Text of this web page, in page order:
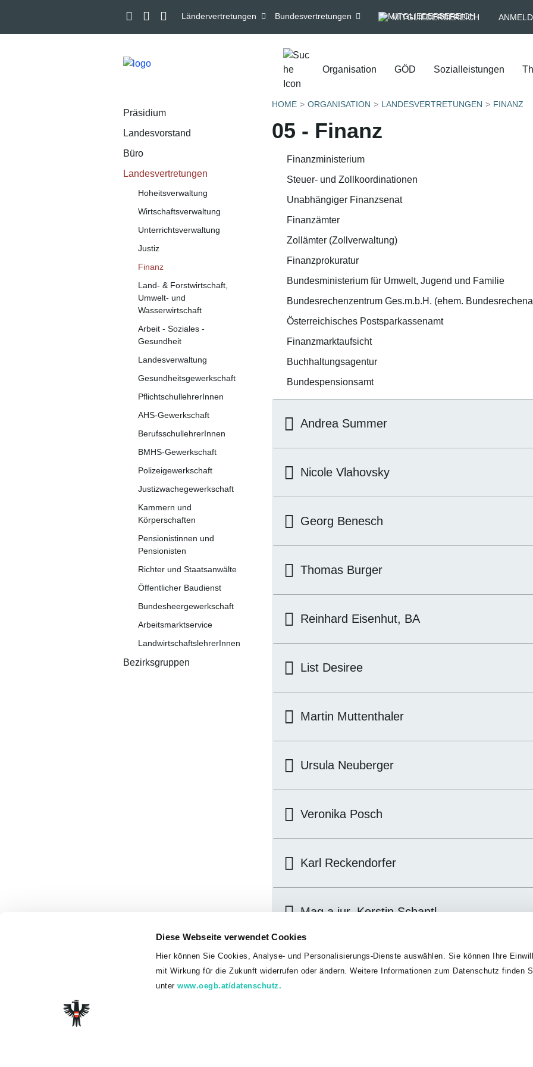
Diese Webseite verwendet Cookies
Hier können Sie Cookies, Analyse- und Personalisierungs-Dienste auswählen. Sie können Ihre
mit Wirkung für die Zukunft widerrufen oder ändern. Weitere Informationen zum Datenschutz finden
unterwww.oegb.at/datenschutz.
Ländervertretungen Bundesvertretungen MITGLIEDERBEREICH
Organisation GÖD Sozialleistungen
Präsidium
Landesvorstand
Büro
Landesvertretungen
Hoheitsverwaltung
Wirtschaftsverwaltung
Unterrichtsverwaltung
Justiz
Finanz
Land- & Forstwirtschaft,
Umwelt- und
Wasserwirtschaft
Arbeit - Soziales -
Gesundheit
Landesverwaltung
Gesundheitsgewerkschaft
PflichtschullehrerInnen
AHS-Gewerkschaft
BerufsschullehrerInnen
BMHS-Gewerkschaft
Polizeigewerkschaft
Justizwachegewerkschaft
Kammern und
Körperschaften
Pensionistinnen und
Pensionisten
Richter und Staatsanwälte
Öffentlicher Baudienst
Bundesheergewerkschaft
Arbeitsmarktservice
LandwirtschaftslehrerInnen
Bezirksgruppen
HOME ORGANISATION LANDESVERTRETUNGEN FINANZ
05 - Finanz
Finanzministerium
Steuer- und Zollkoordinationen
Unabhängiger Finanzsenat
Finanzämter
Zollämter (Zollverwaltung)
Finanzprokuratur
Bundesministerium für Umwelt, Jugend und Familie
Bundesrechenzentrum Ges.m.b.H. (ehem.
Österreichisches Postsparkassenamt
Finanzmarktaufsicht
Buchhaltungsagentur
Bundespensionsamt
Andrea Summer
Nicole Vlahovsky
Georg Benesch
Thomas Burger
Reinhard Eisenhut, BA
List Desiree
Martin Muttenthaler
Ursula Neuberger
Veronika Posch
Karl Reckendorfer
Mag.a.iur. Kerstin Schantl
Reinhold Stubauer